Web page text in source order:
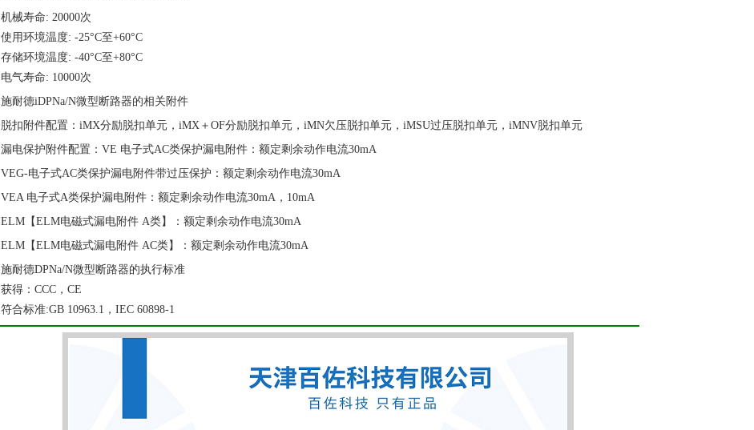
机械寿命: 20000次
使用环境温度: -25°C至+60°C
存储环境温度: -40°C至+80°C
电气寿命: 10000次
施耐德iDPNa/N微型断路器的相关附件
脱扣附件配置：iMX分励脱扣单元，iMX＋OF分励脱扣单元，iMN欠压脱扣单元，iMSU过压脱扣单元，iMNV脱扣单元
漏电保护附件配置：VE 电子式AC类保护漏电附件：额定剩余动作电流30mA
VEG-电子式AC类保护漏电附件带过压保护：额定剩余动作电流30mA
VEA 电子式A类保护漏电附件：额定剩余动作电流30mA，10mA
ELM【ELM电磁式漏电附件 A类】：额定剩余动作电流30mA
ELM【ELM电磁式漏电附件 AC类】：额定剩余动作电流30mA
施耐德DPNa/N微型断路器的执行标准
获得：CCC，CE
符合标准:GB 10963.1，IEC 60898-1